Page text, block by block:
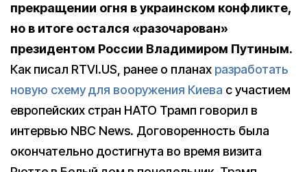
прекращении огня в украинском конфликте,
но в итоге остался «разочарован»
президентом России Владимиром Путиным.
Как писал RTVI.US, ранее о планах разработать
новую схему для вооружения Киева с участием
европейских стран НАТО Трамп говорил в
интервью NBC News. Договоренность была
окончательно достигнута во время визита